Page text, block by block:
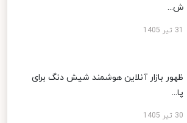
ش...
ظهور بازار آنلاین هوشمند شیش دنگ برای
پا...
30 تیر 1405